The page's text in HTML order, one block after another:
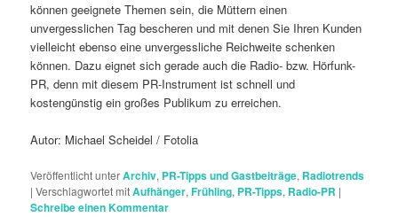
können geeignete Themen sein, die Müttern einen
unvergesslichen Tag bescheren und mit denen Sie Ihren Kunden
vielleicht ebenso eine unvergessliche Reichweite schenken
können. Dazu eignet sich gerade auch die Radio- bzw. Hörfunk-
PR, denn mit diesem PR-Instrument ist schnell und
kostengünstig ein großes Publikum zu erreichen.
Autor: Michael Scheidel / Fotolia
Veröffentlicht unterArchiv, PR-Tipps und Gastbeiträge, Radiotrends
|Verschlagwortet mitAufhänger,Frühling, PR-Tipps, Radio-PR |
Schreibe einen Kommentar